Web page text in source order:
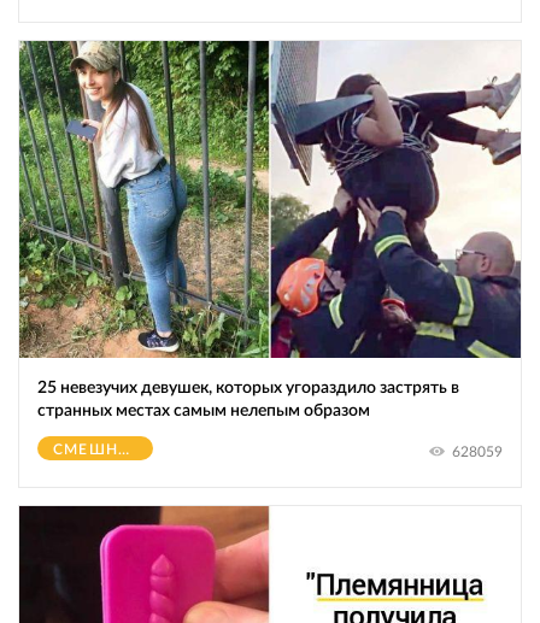
25 невезучих девушек, которых угораздило застрять в
странных местах самым нелепым образом
СМЕШНОЕ 628059